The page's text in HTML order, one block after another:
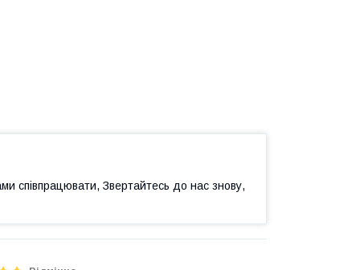
співпрацювати, Звертайтесь до нас знову,